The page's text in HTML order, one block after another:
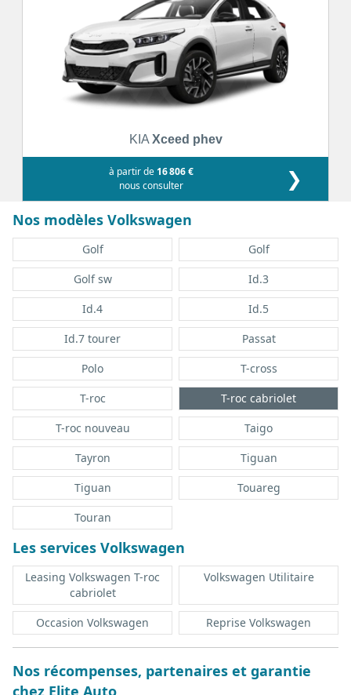
KIAXceed phev
à partir de 16 806 €
nous consulter
❯
Nos modèles Volkswagen
Golf
Golf
Golf sw
Id.3
Id.4
Id.5
Id.7 tourer
Passat
Polo
T-cross
T-roc
T-roc cabriolet
T-roc nouveau
Taigo
Tayron
Tiguan
Tiguan
Touareg
Touran
Les services Volkswagen
Leasing Volkswagen T-roc
cabriolet
Volkswagen Utilitaire
Occasion Volkswagen Reprise Volkswagen
Nos récompenses, partenaires et garantie